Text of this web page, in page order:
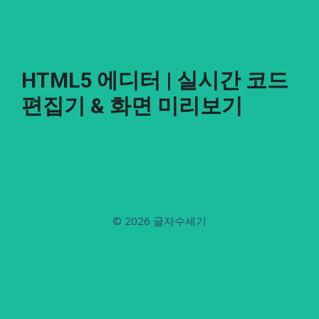
HTML5 에디터 | 실시간 코드
편집기 & 화면 미리보기
© 2026 글자수세기